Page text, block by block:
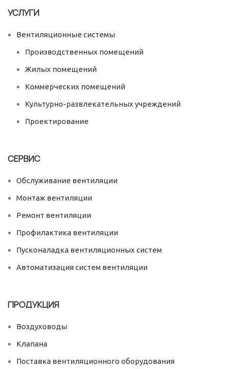
УСЛУГИ
Вентиляционные системы
Производственных помещений
Жилых помещений
Коммерческих помещений
Культурно-развлекательных учреждений
Проектирование
СЕРВИС
Обслуживание вентиляции
Монтаж вентиляции
Ремонт вентиляции
Профилактика вентиляции
Пусконаладка вентиляционных систем
Автоматизация систем вентиляции
ПРОДУКЦИЯ
Воздуховоды
Клапана
Поставка вентиляционного оборудования